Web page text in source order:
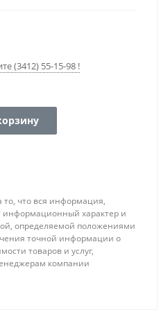
(3412) 55-15-98 !
что вся информация,
информационный характер и
определяемой положениями
точной информации о
товаров и услуг,
компании